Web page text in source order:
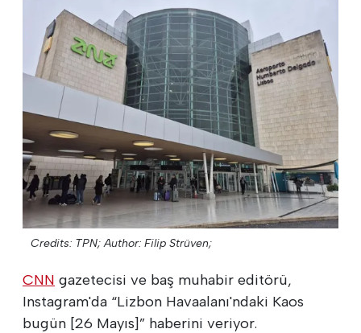
Credits: TPN; Author: Filip Strüven;
CNN gazetecisi ve baş muhabir editörü,
Instagram'da “Lizbon Havaalanı'ndaki Kaos
bugün [26 Mayıs]” haberini veriyor.